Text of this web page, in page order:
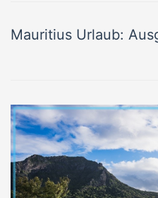
Mauritius Urlaub: